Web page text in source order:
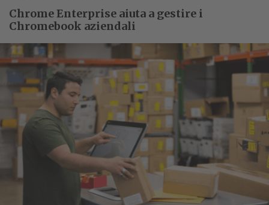
Chrome Enterprise aiuta a gestire i
Chromebook aziendali